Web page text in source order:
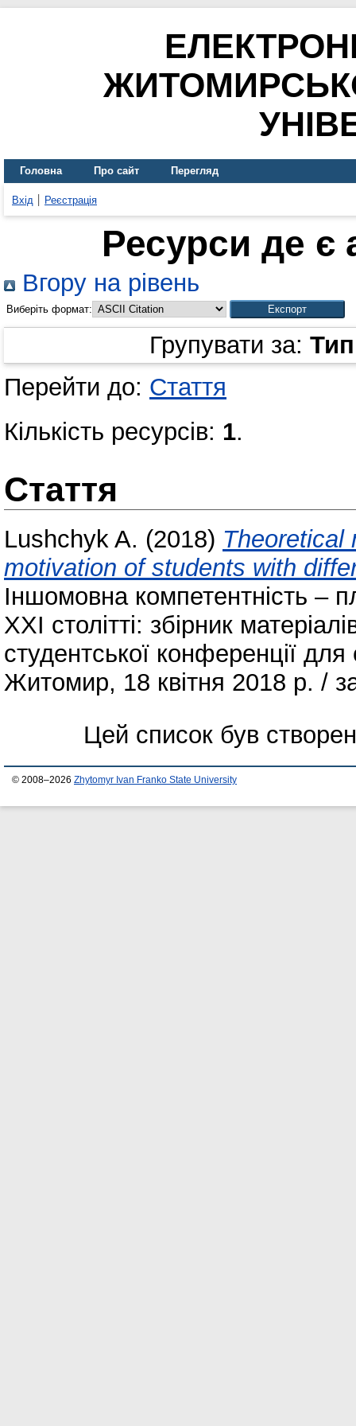
Головна Про сайт Перегляд
Вхід Реєстрація
Ресурси де є
Вгору на рівень
Виберіть формат:
Групувати за:
Перейти до: Стаття
Кількість ресурсів: 1.
Стаття
Lushchyk A. (2018) Theoretical
motivation of students with
Іншомовна компетентність –
ХХІ столітті: збірник
студентської конференції
Житомир, 18 квітня 2018 р. /
Цей список був
© 2008–2026 Zhytomyr Ivan Franko State University